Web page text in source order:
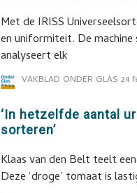
Met de IRISS
en uniformiteit. De
analyseert elk
VAKBLAD ONDER GLAS 24
‘In hetzelfde aantal
sorteren’
Klaas van den Belt teelt
Deze ‘droge’ tomaat is